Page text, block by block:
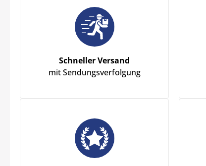
Schneller Versand
mit Sendungsverfolgung